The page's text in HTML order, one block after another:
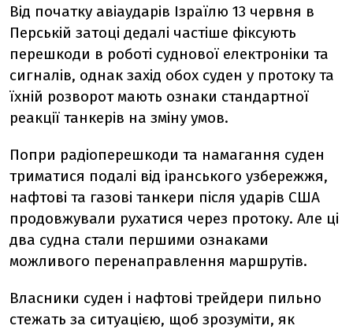
Від початку авіаударів Ізраїлю 13 червня в
Перській затоці дедалі частіше фіксують
перешкоди в роботі суднової електроніки та
сигналів, однак захід обох суден у протоку та
їхній розворот мають ознаки стандартної
реакції танкерів на зміну умов.
Попри радіоперешкоди та намагання суден
триматися подалі від іранського узбережжя,
нафтові та газові танкери після ударів США
продовжували рухатися через протоку. Але ці
два судна стали першими ознаками
можливого перенаправлення маршрутів.
Власники суден і нафтові трейдери пильно
стежать за ситуацією, щоб зрозуміти, як